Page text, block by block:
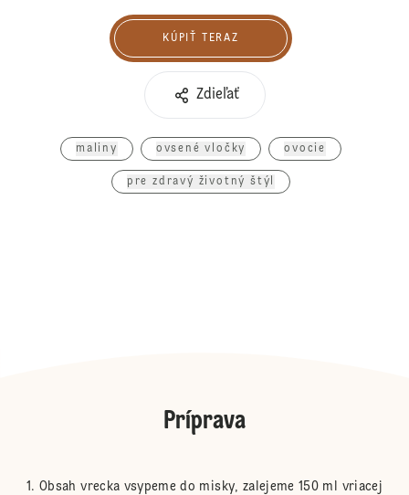
Kúpiť teraz
KÚPIŤ TERAZ
Zdieľať
maliny ovsené vločky ovocie
pre zdravý životný štýl
Príprava
Obsah vrecka vsypeme do misky, zalejeme 150 ml vriacej